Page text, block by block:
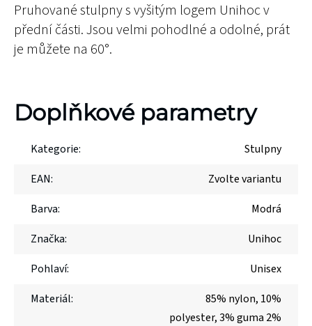
Pruhované stulpny s vyšitým logem Unihoc v
přední části. Jsou velmi pohodlné a odolné, prát
je můžete na 60°.
Doplňkové parametry
Kategorie:
Stulpny
EAN:
Zvolte variantu
Barva:
Modrá
Značka:
Unihoc
Pohlaví:
Unisex
Materiál:
85% nylon, 10%
polyester, 3% guma 2%